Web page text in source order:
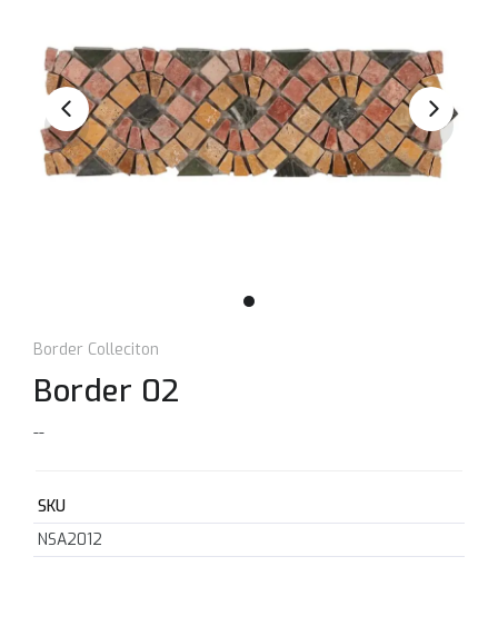
E-KATALOG
İLETIŞIM
Border Colleciton
Border 02
--
SKU
NSA2012